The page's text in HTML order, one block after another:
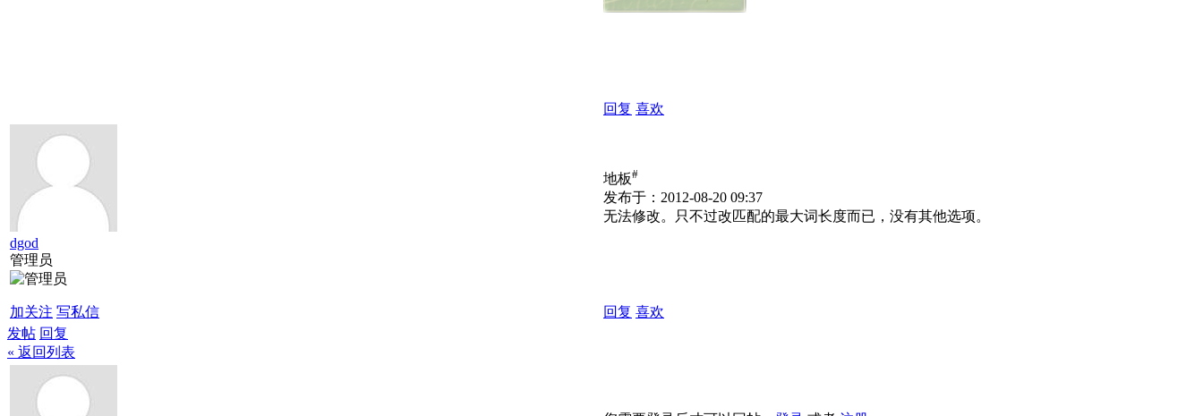
回复 喜欢
dgod
管理员
加关注 写私信
地板#
发布于：2012-08-20 09:37
无法修改。只不过改匹配的最大词长度而已，没有其他选项。
回复 喜欢
发帖 回复
« 返回列表